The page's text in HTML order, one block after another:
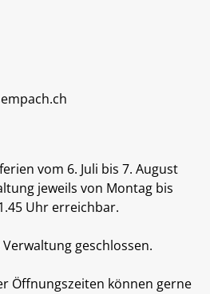
vom 6. Juli bis 7. August
jeweils von Montag bis
Uhr erreichbar.
geschlossen.
Öffnungszeiten können gerne